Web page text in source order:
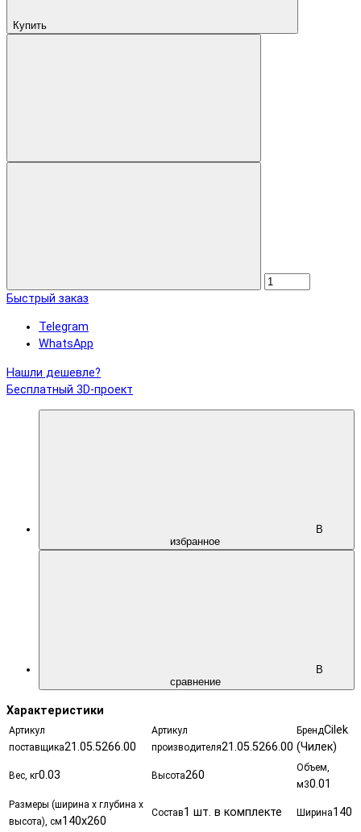
Купить
Быстрый заказ
Telegram
WhatsApp
Нашли дешевле?
Бесплатный 3D-проект
В
избранное
В
сравнение
Характеристики
Артикул
поставщика21.05.5266.00
Артикул
производителя21.05.5266.00
БрендCilek
(Чилек)
Вес, кг0.03 Высота260
Объем,
м30.01
Размеры (ширина х глубина х
высота), см140x260
Состав1 шт. в комплекте Ширина140